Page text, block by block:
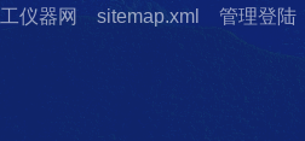
仪器网 sitemap.xml 管理登陆